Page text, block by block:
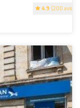
4.9 (200 avis)